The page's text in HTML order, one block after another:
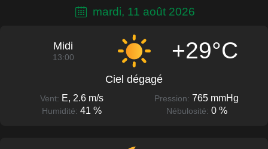
mardi, 11 août 2026
Midi
13:00 +29°C
Ciel dégagé
Vent: E, 2.6 m/s Pression: 765 mmHg
Humidité: 41 % Nébulosité: 0 %